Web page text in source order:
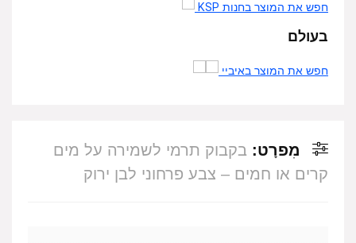
חפש את המוצר בחנות KSP
בעולם
חפש את המוצר באיביי
מִפרָט: בקבוק תרמי לשמירה על מים
קרים או חמים – צבע פרחוני לבן ירוק